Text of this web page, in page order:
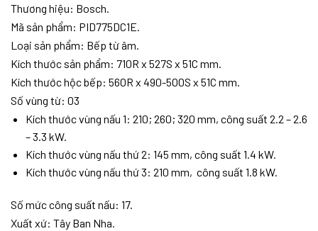
Thương hiệu: Bosch.
Mã sản phẩm: PID775DC1E.
Loại sản phẩm: Bếp từ âm.
Kích thước sản phẩm: 710R x 527S x 51C mm.
Kích thước hộc bếp: 560R x 490-500S x 51C mm.
Số vùng từ: 03
Kích thước vùng nấu 1: 210; 260; 320 mm, công suất 2.2 – 2.6
– 3.3 kW.
Kích thước vùng nấu thứ 2: 145 mm, công suất 1.4 kW.
Kích thước vùng nấu thứ 3: 210 mm, công suất 1.8 kW.
Số mức công suất nấu: 17.
Xuất xứ: Tây Ban Nha.